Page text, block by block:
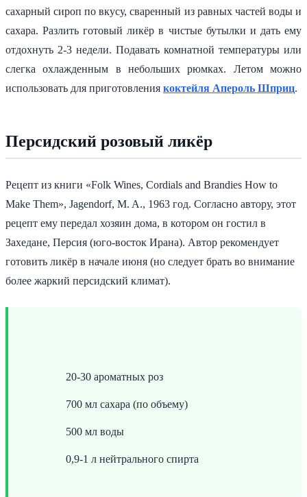
сахарный сироп по вкусу, сваренный из равных частей воды и
сахара. Разлить готовый ликёр в чистые бутылки и дать ему
отдохнуть 2-3 недели. Подавать комнатной температуры или
слегка охлажденным в небольших рюмках. Летом можно
использовать для приготовления коктейля Апероль Шприц.
Персидский розовый ликёр
Рецепт из книги «Folk Wines, Cordials and Brandies How to
Make Them», Jagendorf, M. A., 1963 год. Согласно автору, этот
рецепт ему передал хозяин дома, в котором он гостил в
Захедане, Персия (юго-восток Ирана). Автор рекомендует
готовить ликёр в начале июня (но следует брать во внимание
более жаркий персидский климат).
20-30 ароматных роз
700 мл сахара (по объему)
500 мл воды
0,9-1 л нейтрального спирта